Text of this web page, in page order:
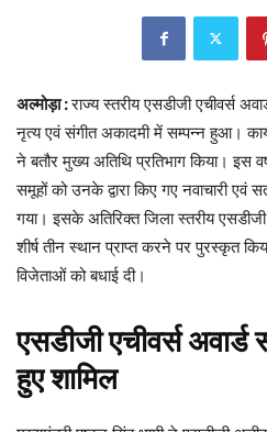
अल्मोड़ा :राज्य स्तरीय एसडीजी एचीवर्स
नृत्य एवं संगीत अकादमी में सम्पन्न हुआ।
ने बतौर मुख्य अतिथि प्रतिभाग किया। इस
समूहों को उनके द्वारा किए गए नवाचारी एवं
गया। इसके अतिरिक्त जिला स्तरीय
शीर्ष तीन स्थान प्राप्त करने पर पुरस्कृत
विजेताओं को बधाई दी।
एसडीजी एचीवर्स अवार्ड
हुए शामिल